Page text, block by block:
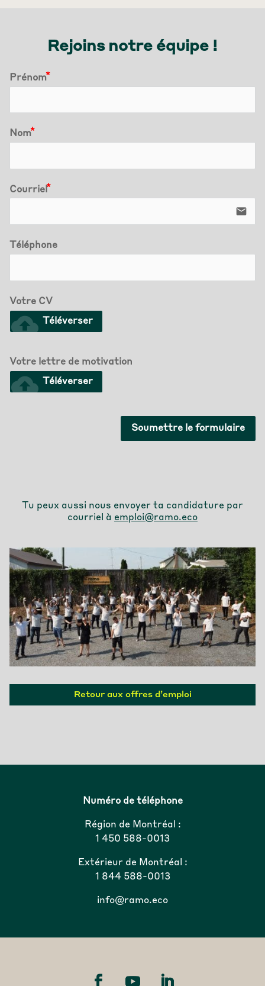
Rejoins notre équipe !
Prénom
Nom
Courriel
email
Téléphone
Votre CV
cloud_upload Téléverser
Votre lettre de motivation
cloud_upload Téléverser
Soumettre le formulaire
Tu peux aussi nous envoyer ta candidature par
courriel à emploi@ramo.eco
Retour aux offres d’emploi
Numéro de téléphone
Région de Montréal :
1 450 588-0013
Extérieur de Montréal :
1 844 588-0013
info@ramo.eco